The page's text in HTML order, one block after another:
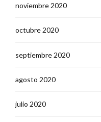
noviembre 2020
octubre 2020
septiembre 2020
agosto 2020
julio 2020